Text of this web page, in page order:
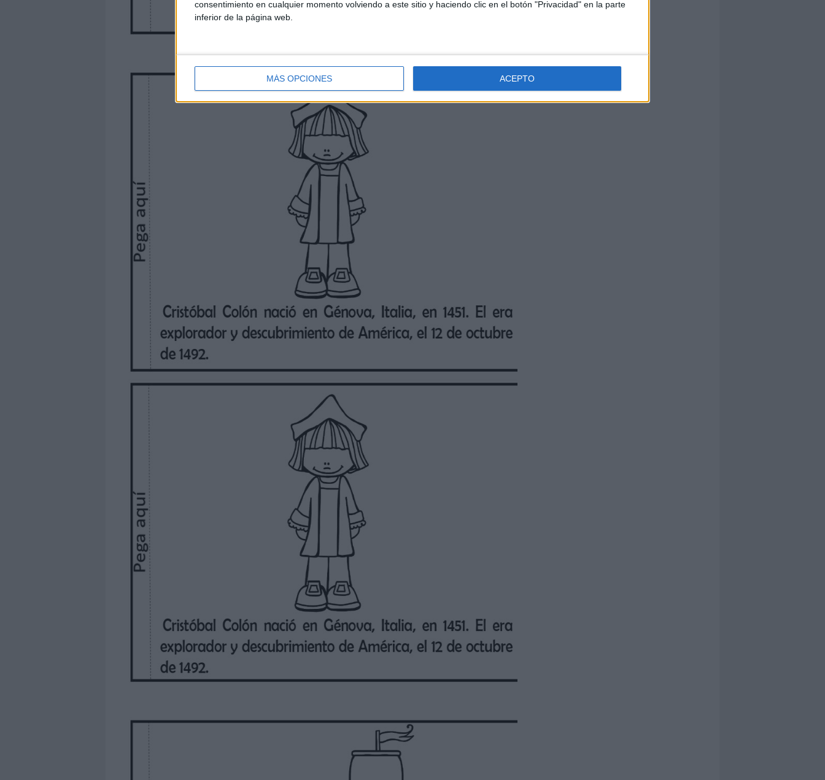
consentimiento en cualquier momento volviendo a este sitio y haciendo clic en el botón "Privacidad" en la parte
inferior de la página web.
MÁS OPCIONES ACEPTO